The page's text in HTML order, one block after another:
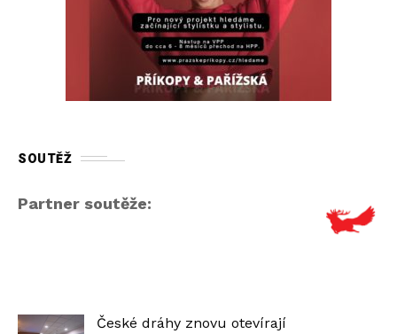
SOUTĚŽ
Partner soutěže:
České dráhy znovu otevírají